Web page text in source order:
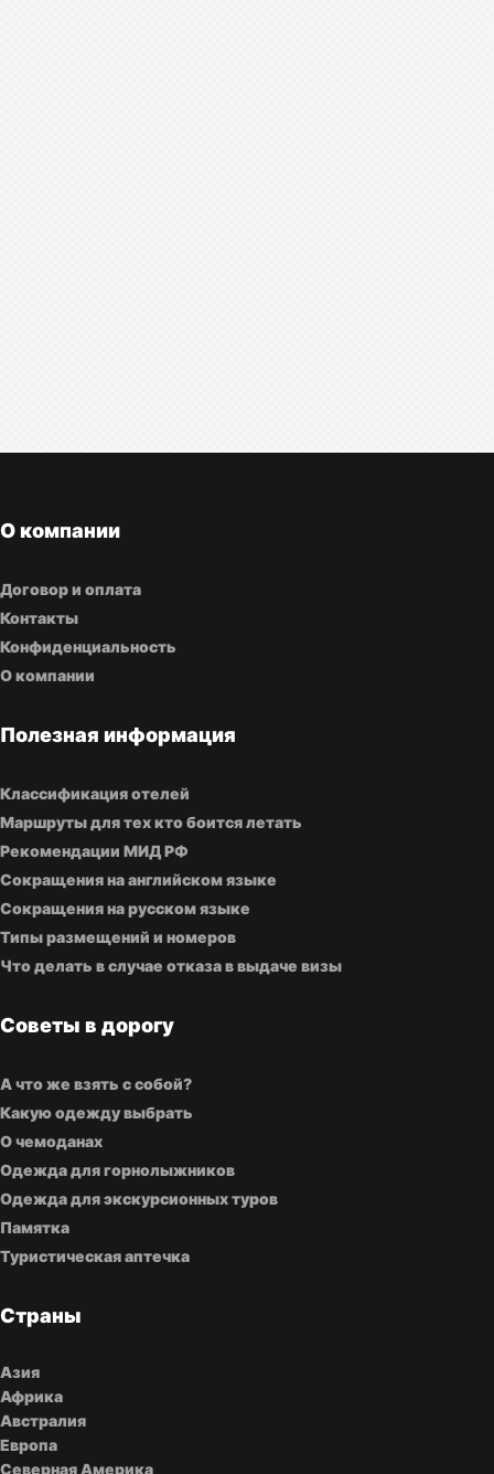
О компании
Договор и оплата
Контакты
Конфиденциальность
О компании
Полезная информация
Классификация отелей
Маршруты для тех кто боится летать
Рекомендации МИД РФ
Сокращения на английском языке
Сокращения на русском языке
Типы размещений и номеров
Что делать в случае отказа в выдаче визы
Советы в дорогу
А что же взять с собой?
Какую одежду выбрать
О чемоданах
Одежда для горнолыжников
Одежда для экскурсионных туров
Памятка
Туристическая аптечка
Страны
Азия
Африка
Австралия
Европа
Северная Америка